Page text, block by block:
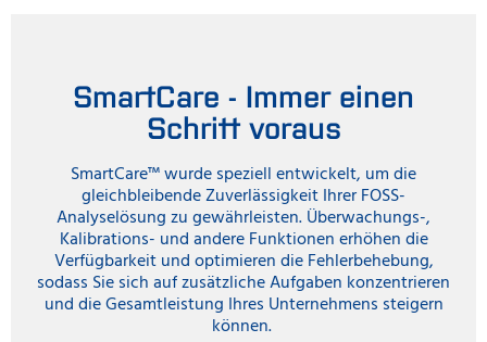
SmartCare - Immer einen
Schritt voraus
SmartCare™ wurde speziell entwickelt, um die
gleichbleibende Zuverlässigkeit Ihrer FOSS-
Analyselösung zu gewährleisten. Überwachungs-,
Kalibrations- und andere Funktionen erhöhen die
Verfügbarkeit und optimieren die Fehlerbehebung,
sodass Sie sich auf zusätzliche Aufgaben konzentrieren
und die Gesamtleistung Ihres Unternehmens steigern
können.